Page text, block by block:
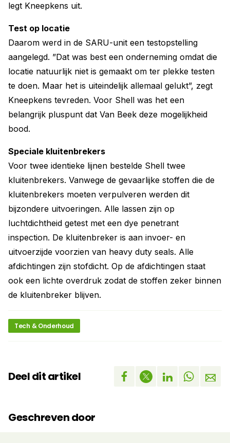
legt Kneepkens uit.
Test op locatie
Daarom werd in de SARU-unit een testopstelling
aangelegd. ”Dat was best een onderneming omdat die
locatie natuurlijk niet is gemaakt om ter plekke testen
te doen. Maar het is uiteindelijk allemaal gelukt”, zegt
Kneepkens tevreden. Voor Shell was het een
belangrijk pluspunt dat Van Beek deze mogelijkheid
bood.
Speciale kluitenbrekers
Voor twee identieke lijnen bestelde Shell twee
kluitenbrekers. Vanwege de gevaarlijke stoffen die de
kluitenbrekers moeten verpulveren werden dit
bijzondere uitvoeringen. Alle lassen zijn op
luchtdichtheid getest met een dye penetrant
inspection. De kluitenbreker is aan invoer- en
uitvoerzijde voorzien van heavy duty seals. Alle
afdichtingen zijn stofdicht. Op de afdichtingen staat
ook een lichte overdruk zodat de stoffen zeker binnen
de kluitenbreker blijven.
Tech & Onderhoud
Deel dit artikel
Geschreven door